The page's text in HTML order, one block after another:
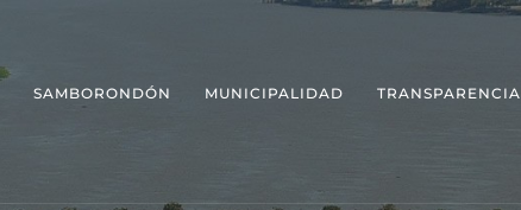
SAMBORONDÓN MUNICIPALIDAD TRANSPARENCIA